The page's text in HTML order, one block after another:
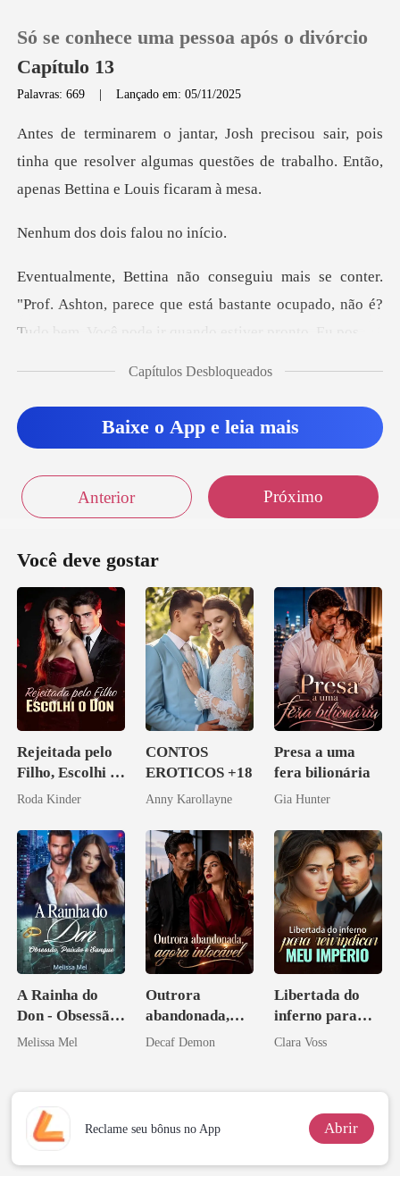
0
Loja
Histórico
Só se conhece uma pessoa após o divórcio
Capítulo 13
Palavras: 669 |Lançado em: 05/11/2025
pois
tinha que resolver algumas questões de trabal
dois falou
"Prof. Ashton, parece que está bastante ocupado, não
Capítulos Desbloqueados
Baixe o App e leia mais
Anterior Próximo
Você deve gostar
Rejeitada pelo
Filho, Escolhi o
Don
Roda Kinder
CONTOS
EROTICOS +18
Anny Karollayne
Presa a uma
fera bilionária
Gia Hunter
A Rainha do
Don - Obsessão,
Paixão e Sangue
Melissa Mel
Outrora
abandonada,
agora intocável
Decaf Demon
Libertada do
inferno para
reivindicar meu
Clara Voss
Reclame seu bônus no App Abrir